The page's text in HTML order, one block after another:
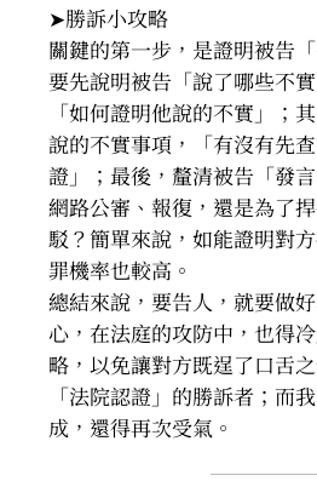
➤勝訴小攻略
關鍵的第一步，是證明被告
要先說明被告「說了哪些不
「如何證明他說的不實」；
說的不實事項，「有沒有先
證」；最後，釐清被告「發
網路公審、報復，還是為了
駁？簡單來說，如能證明對
罪機率也較高。
總結來說，要告人，就要做
心，在法庭的攻防中，也得
略，以免讓對方既逞了口舌
「法院認證」的勝訴者；而
成，還得再次受氣。